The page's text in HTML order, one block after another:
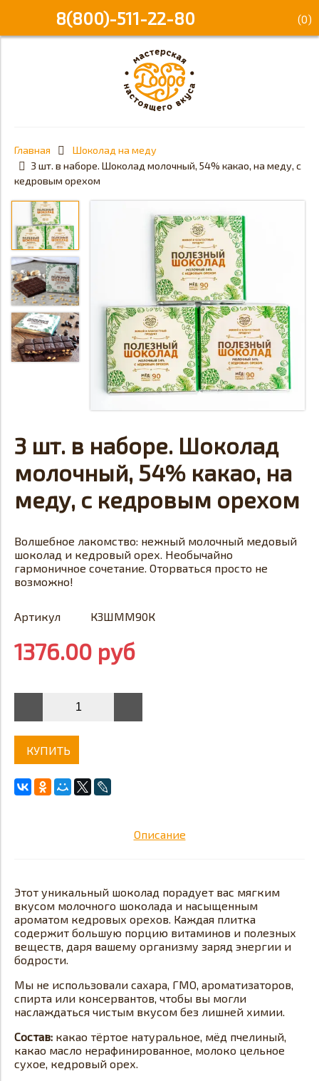
8(800)-511-22-80 (0)
Главная
Шоколад на меду
3 шт. в наборе. Шоколад молочный, 54% какао, на меду, с
кедровым орехом
3 шт. в наборе. Шоколад
молочный, 54% какао, на
меду, с кедровым орехом
Волшебное лакомство: нежный молочный медовый
шоколад и кедровый орех. Необычайно
гармоничное сочетание. Оторваться просто не
возможно!
Артикул К3ШММ90К
1376.00 руб
КУПИТЬ
Описание
Этот уникальный шоколад порадует вас мягким
вкусом молочного шоколада и насыщенным
ароматом кедровых орехов. Каждая плитка
содержит большую порцию витаминов и полезных
веществ, даря вашему организму заряд энергии и
бодрости.
Мы не использовали сахара, ГМО, ароматизаторов,
спирта или консервантов, чтобы вы могли
наслаждаться чистым вкусом без лишней химии.
Состав: какао тёртое натуральное, мёд пчелиный,
какао масло нерафинированное, молоко цельное
сухое, кедровый орех.